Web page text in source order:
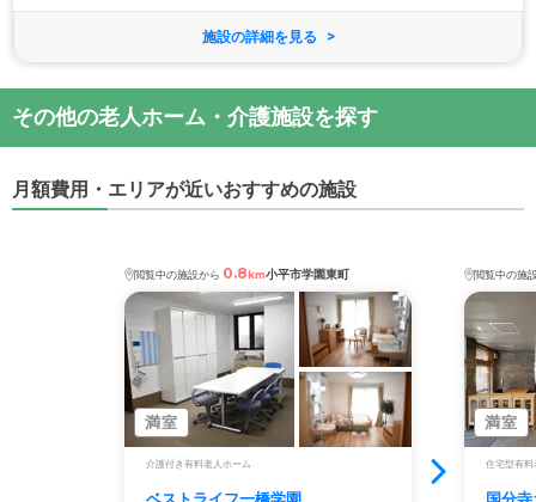
施設の詳細を見る
その他の老人ホーム・介護施設を探す
月額費用・エリアが近いおすすめの施設
閲覧中の施設から 0.8km小平市学園東町
満室
介護付き有料老人ホーム
閲覧中の施
満室
住宅型有料